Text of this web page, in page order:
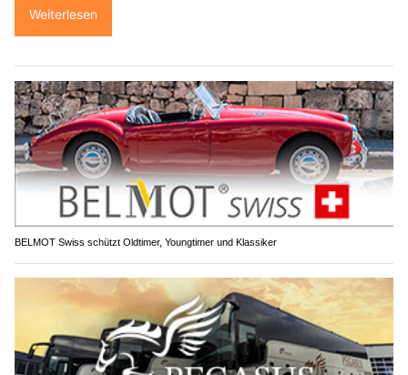
Weiterlesen
BELMOT Swiss schützt Oldtimer, Youngtimer und Klassiker